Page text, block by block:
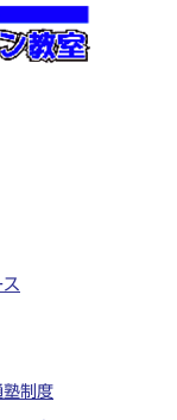
塾制度